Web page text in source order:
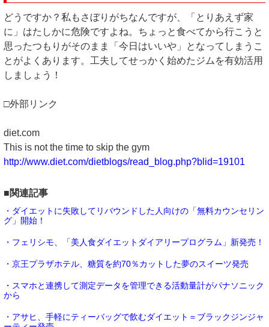
どうですか？私もさぼりがちなんですが、「とりあえず家
に」はたしかに危険ですよね。ちょっと食べてから行こうと
思ったつもりがそのまま「今日はいいや」となってしまうこ
とがよくあります。工夫してせっかく始めたジムを有効活用
しましょう！
□外部リンク
diet.com
This is not the time to skip the gym
http://www.diet.com/dietblogs/read_blog.php?blid=19101
■関連記事
・ダイエットに失敗してリバウンドした人向けの「無料カウンセリン
グ」開始！
・フェリシモ、「美人食ダイエットダイアリープログラム」新発売！
・京王プラザホテル、糖質を約70％カットした夢のスイーツ発売
・スマホと連携して測定データを管理できる活動量計がパナソニック
から
・アサヒ、手軽にティーバッグで飲むダイエット＝ブラックジンジャ